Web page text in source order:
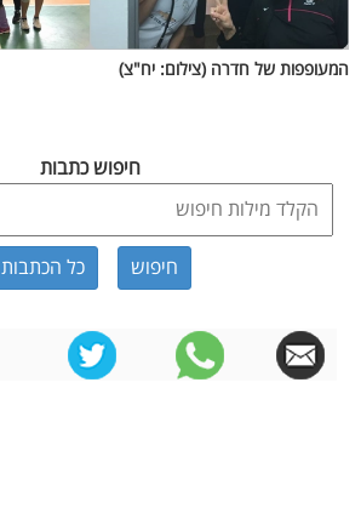
המעופפות של חדרה (צילום: יח"צ)
חיפוש כתבות
כל הכתבות